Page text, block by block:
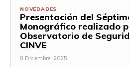
NOVEDADES
Presentación del
Monográfico realizado
Observatorio de
CINVE
8 Diciembre, 2025